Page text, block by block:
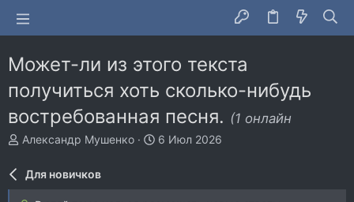
Может-ли из этого текста
получиться хоть сколько-нибудь
востребованная песня. (1 онлайн
А
о
р
Александр Мушенко
Д
6 Июл 2026
Для новичков